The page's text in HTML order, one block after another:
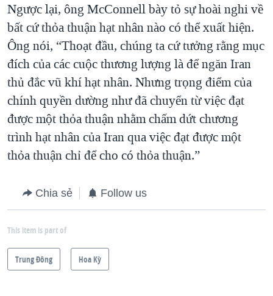
Ngược lại, ông McConnell bày tỏ sự hoài nghi về
bất cứ thỏa thuận hạt nhân nào có thể xuất hiện.
Ông nói, “Thoạt đầu, chúng ta cứ tưởng rằng mục
đích của các cuộc thương lượng là để ngăn Iran
thủ đắc vũ khí hạt nhân. Nhưng trọng điểm của
chính quyền dường như đã chuyển từ việc đạt
được một thỏa thuận nhằm chấm dứt chương
trình hạt nhân của Iran qua việc đạt được một
thỏa thuận chỉ để cho có thỏa thuận.”
Chia sẻ Follow us
This item is part of
Trung Ðông Hoa Kỳ